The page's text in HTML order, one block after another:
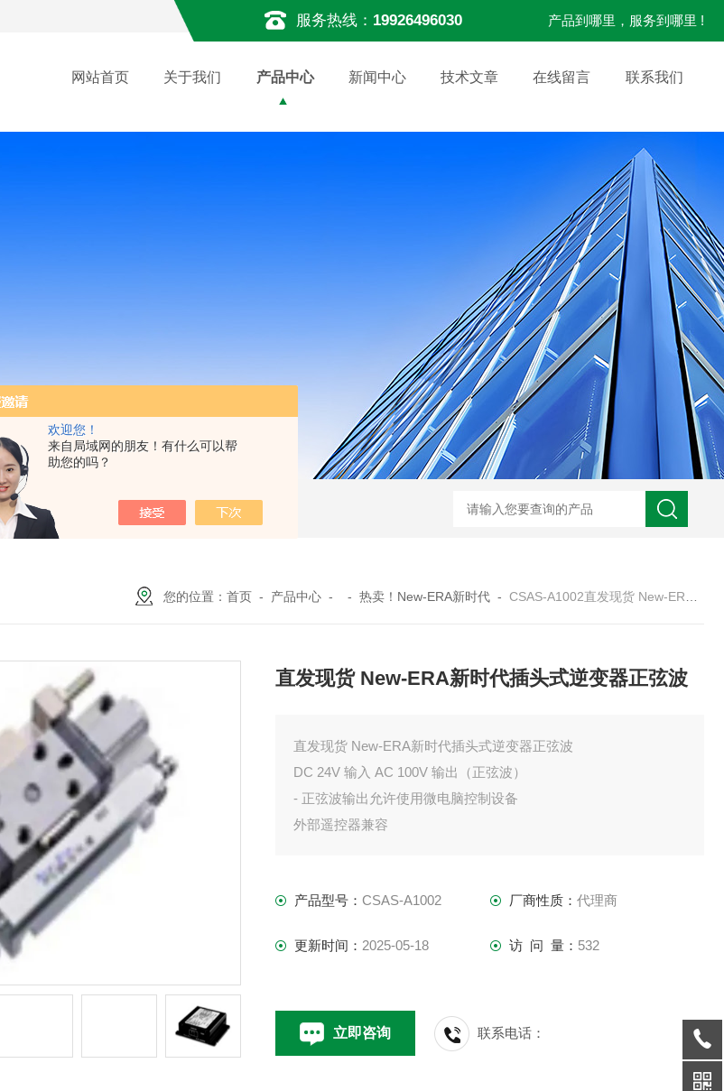
欢迎您！
来自局域网的朋友！有什么可以帮
助您的吗？
服务热线： 19926496030 产品到哪里，服务到哪里 !
网站首页 关于我们 产品中心 新闻中心 技术文章 在线留言 联系我们
您的位置：首页 - 产品中心 - -热卖！New-ERA新时代 -CSAS-A1002直发现货 New-ERA新时代插头式逆变器正弦波
直发现货 New-ERA新时代插头式逆变器正弦波
直发现货 New-ERA新时代插头式逆变器正弦波
DC 24V 输入 AC 100V 输出（正弦波）
- 正弦波输出允许使用微电脑控制设备
外部遥控器兼容
- 体积紧凑，效率高
，配备各种保护电路
/ 输出频率 50/60Hz
产品型号：CSAS-A1002 厂商性质： 代理商
更新时间： 2025-05-18 访 问 量： 532
立即咨询 联系电话：